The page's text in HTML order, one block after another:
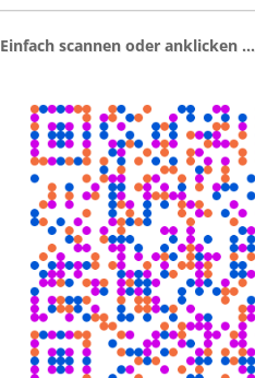
Ein­fach scan­nen oder anklicken …